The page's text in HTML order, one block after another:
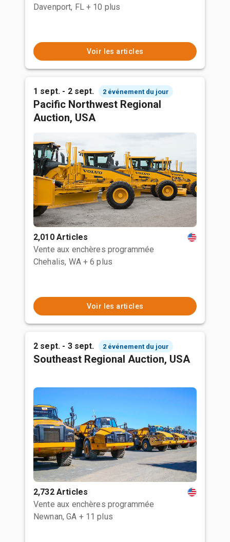
Davenport, FL + 10 plus
Voir les articles
1 sept. - 2 sept. 2 événement du jour
Pacific Northwest Regional
Auction, USA
2,010 Articles
Vente aux enchères programmée
Chehalis, WA + 6 plus
Voir les articles
2 sept. - 3 sept. 2 événement du jour
Southeast Regional Auction, USA
2,732 Articles
Vente aux enchères programmée
Newnan, GA + 11 plus